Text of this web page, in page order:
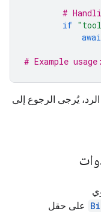
#
if
# Example
يُرجى الرجوع إلى
على حقل